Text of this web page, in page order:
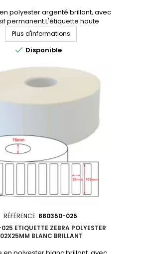
polyester argenté brillant, avec
permanent.L'étiquette haute
par excellence. Format :
: polyester Adhésif :
étiq/rouleau :
entre étiquettes :
du mandrin : 76mmQuantité
: 6 rouleauxProduit non tenu en
nous pour un devis
Plus d'informations
 Disponible
RÉFÉRENCE: 880350-025
ETIQUETTE ZEBRA POLYESTER
BLANC BRILLANT